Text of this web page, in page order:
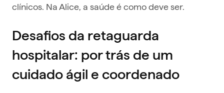
clínicos. Na Alice, a saúde é como deve ser.
Desafios da retaguarda
hospitalar: por trás de um
cuidado ágil e coordenado